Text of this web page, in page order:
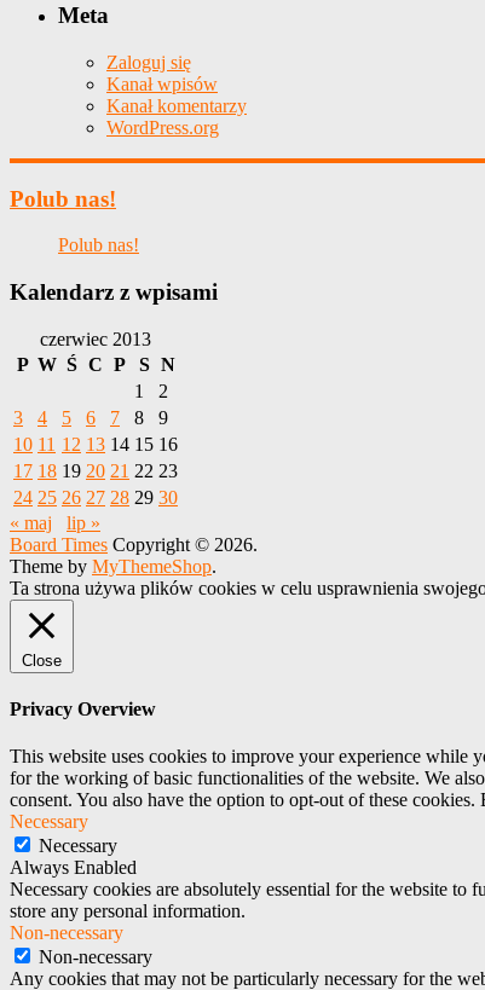
Meta
Zaloguj się
Kanał wpisów
Kanał komentarzy
WordPress.org
Polub nas!
Polub nas!
Kalendarz z wpisami
czerwiec 2013
P W Ś C P S N
1
2
3
4 5 6 7 8
9
10 11 12 13 14 15 16
17 18 19 20 21 22 23
24 25 26 27 28 29 30
« maj
lip »
Board Times Copyright © 2026.
Theme by MyThemeShop.
Ta strona używa plików cookies w celu usprawnienia
Close
Privacy Overview
This website uses cookies to improve your experience while
for the working of basic functionalities of the website. We
consent. You also have the option to opt-out of these
Necessary
Necessary
Always Enabled
Necessary cookies are absolutely essential for the website
store any personal information.
Non-necessary
Non-necessary
Any cookies that may not be particularly necessary for the